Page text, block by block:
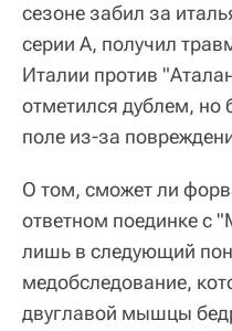
сезоне забил за
серии А, получил
Италии против
отметился дублем, но
поле из-за
О том, сможет ли
ответном поединке с
лишь в следующий
медобследование,
двуглавой мышцы